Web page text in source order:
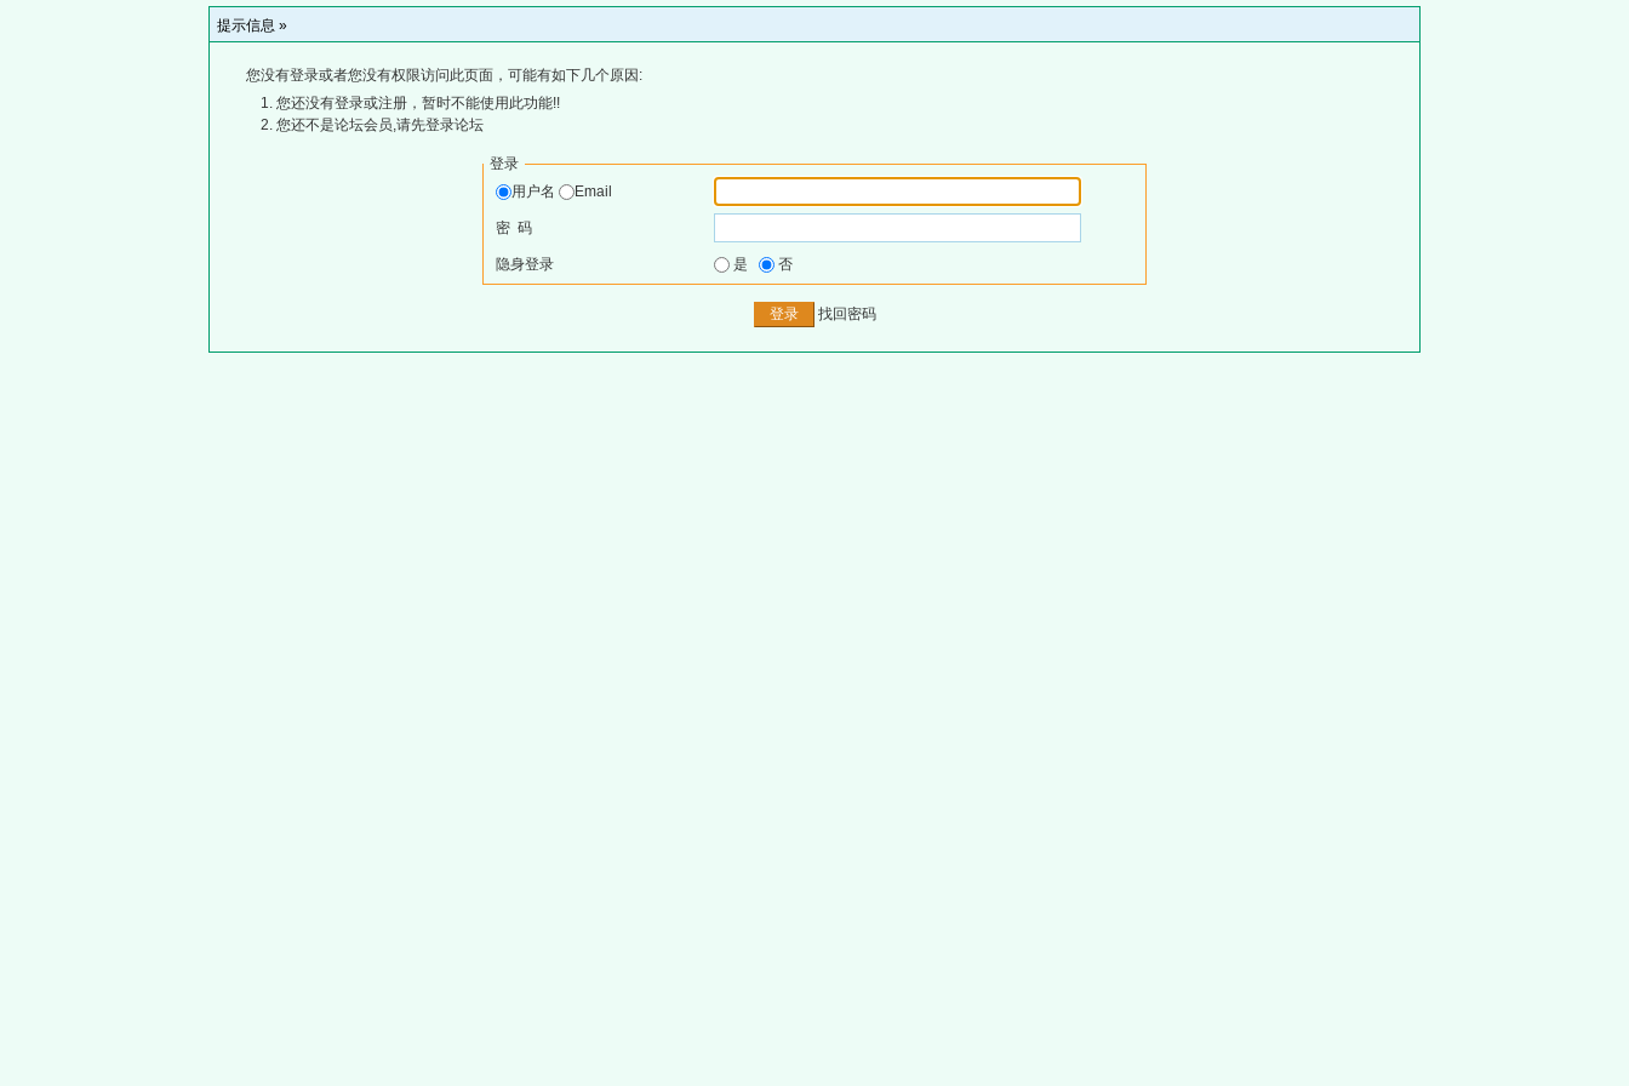
提示信息 »
您没有登录或者您没有权限访问此页面，可能有如下几个原因:
您还没有登录或注册，暂时不能使用此功能!!
您还不是论坛会员,请先登录论坛
登录
用户名
Email
密 码
隐身登录 是 否
找回密码